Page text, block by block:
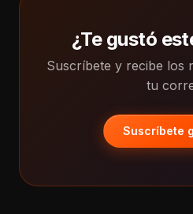
¿Te gustó
Suscríbete y recibe los
tu
Suscríbete